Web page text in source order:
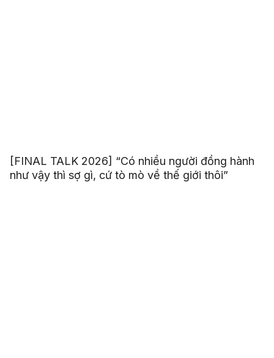
[FINAL TALK 2026] “Có nhiều người đồng hành
như vậy thì sợ gì, cứ tò mò về thế giới thôi”